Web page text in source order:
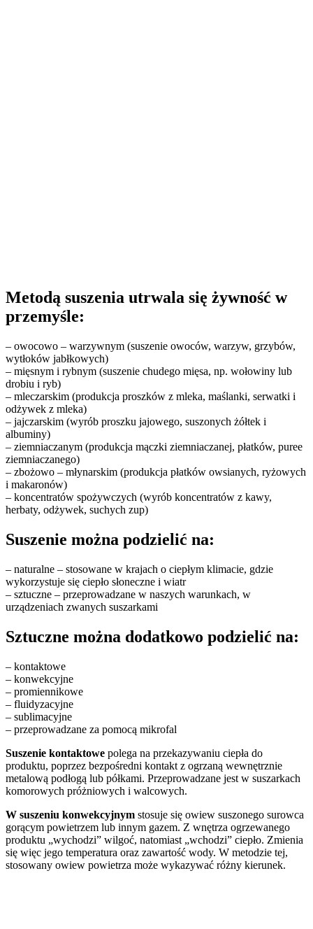
Metodą suszenia utrwala się żywność w
przemyśle:
– owocowo – warzywnym (suszenie owoców, warzyw, grzybów,
wytłoków jabłkowych)
– mięsnym i rybnym (suszenie chudego mięsa, np. wołowiny lub
drobiu i ryb)
– mleczarskim (produkcja proszków z mleka, maślanki, serwatki i
odżywek z mleka)
– jajczarskim (wyrób proszku jajowego, suszonych żółtek i
albuminy)
– ziemniaczanym (produkcja mączki ziemniaczanej, płatków, puree
ziemniaczanego)
– zbożowo – młynarskim (produkcja płatków owsianych, ryżowych
i makaronów)
– koncentratów spożywczych (wyrób koncentratów z kawy,
herbaty, odżywek, suchych zup)
Suszenie można podzielić na:
– naturalne – stosowane w krajach o ciepłym klimacie, gdzie
wykorzystuje się ciepło słoneczne i wiatr
– sztuczne – przeprowadzane w naszych warunkach, w
urządzeniach zwanych suszarkami
Sztuczne można dodatkowo podzielić na:
– kontaktowe
– konwekcyjne
– promiennikowe
– fluidyzacyjne
– sublimacyjne
– przeprowadzane za pomocą mikrofal
Suszenie kontaktowe polega na przekazywaniu ciepła do
produktu, poprzez bezpośredni kontakt z ogrzaną wewnętrznie
metalową podłogą lub półkami. Przeprowadzane jest w suszarkach
komorowych próżniowych i walcowych.
W suszeniu konwekcyjnym stosuje się owiew suszonego surowca
gorącym powietrzem lub innym gazem. Z wnętrza ogrzewanego
produktu „wychodzi” wilgoć, natomiast „wchodzi” ciepło. Zmienia
się więc jego temperatura oraz zawartość wody. W metodzie tej,
stosowany owiew powietrza może wykazywać różny kierunek.